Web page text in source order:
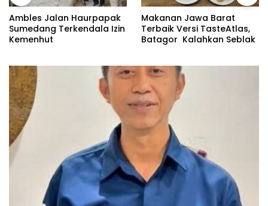
Ambles Jalan Haurpapak
Sumedang Terkendala Izin
Kemenhut
Makanan Jawa Barat
Terbaik Versi TasteAtlas,
Batagor Kalahkan Seblak